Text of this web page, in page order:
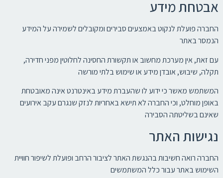
אבטחת מידע
החברה פועלת לנקוט באמצעים סבירים ומקובלים לשמירה על המידע
הנמסר באתר
עם זאת, אין מערכת מחשוב או תקשורת החסינה לחלוטין מפני חדירה,
תקלה, שיבוש, אובדן מידע או שימוש בלתי מורשה
המשתמש מאשר כי ידוע לו שהעברת מידע באינטרנט אינה מאובטחת
באופן מוחלט, וכי החברה לא תישא באחריות לנזק שנגרם עקב אירועים
שאינם בשליטתה הסבירה
נגישות האתר
החברה רואה חשיבות בהנגשת האתר לציבור הרחב ופועלת לשיפור חוויית
השימוש באתר עבור כלל המשתמשים